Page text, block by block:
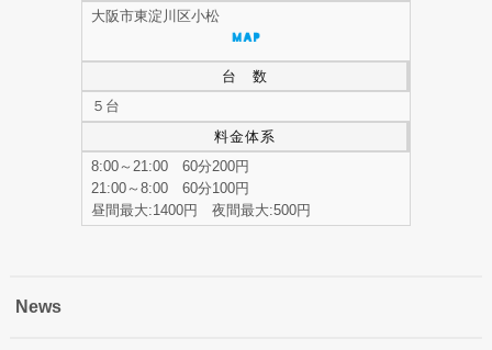
大阪市東淀川区小松
台 数
５台
料金体系
8:00～21:00 60分200円
21:00～8:00 60分100円
昼間最大:1400円 夜間最大:500円
News